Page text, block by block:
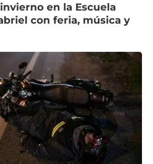
en la Escuela
con feria, música y